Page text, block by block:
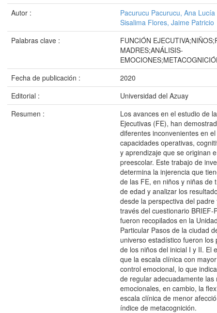
Autor :
Pacurucu Pacurucu, Ana Lucía
Sisalima Flores, Jaime Patricio
Palabras clave :
FUNCIÓN
MADRES;ANÁLISIS-
Fecha de publicación :
2020
Editorial :
Universidad del Azuay
Resumen :
Los avances en el estudio de
Ejecutivas (FE), han
diferentes inconvenientes en
capacidades operativas,
y aprendizaje que se originan
preescolar. Este trabajo de
determina la injerencia que
de las FE, en niños y niñas de
de edad y analizar los
desde la perspectiva del
través del cuestionario BRIEF-
fueron recopilados en la
Particular Pasos de la ciudad
universo estadístico fueron los
de los niños del inicial I y II. El
que la escala clínica con
control emocional, lo que
de regular adecuadamente las
emocionales, en cambio, la
escala clínica de menor
índice de metacognición.